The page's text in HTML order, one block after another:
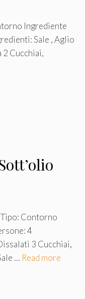
Ingrediente
Sale , Aglio
2 Cucchiai,
Contorno
4
3 Cucchiai,
… Read more